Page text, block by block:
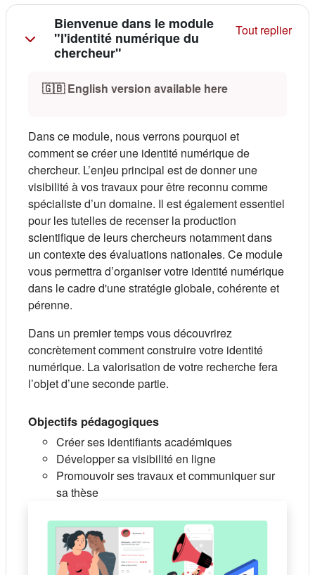
Résumé de section
Bienvenue dans le module
"l'identité numérique du
chercheur"
Tout replier
🇬🇧 English version available here(s'ouvre dans
Dans ce module, nous verrons pourquoi et
comment se créer une identité numérique de
chercheur. L’enjeu principal est de donner une
visibilité à vos travaux pour être reconnu comme
spécialiste d’un domaine. Il est également essentiel
pour les tutelles de recenser la production
scientifique de leurs chercheurs notamment dans
un contexte des évaluations nationales. Ce module
vous permettra d’organiser votre identité numérique
dans le cadre d'une stratégie globale, cohérente et
pérenne.
Dans un premier temps vous découvrirez
concrètement comment construire votre identité
numérique. La valorisation de votre recherche fera
l’objet d’une seconde partie.
Objectifs pédagogiques
Créer ses identifiants académiques
Développer sa visibilité en ligne
Promouvoir ses travaux et communiquer sur
sa thèse